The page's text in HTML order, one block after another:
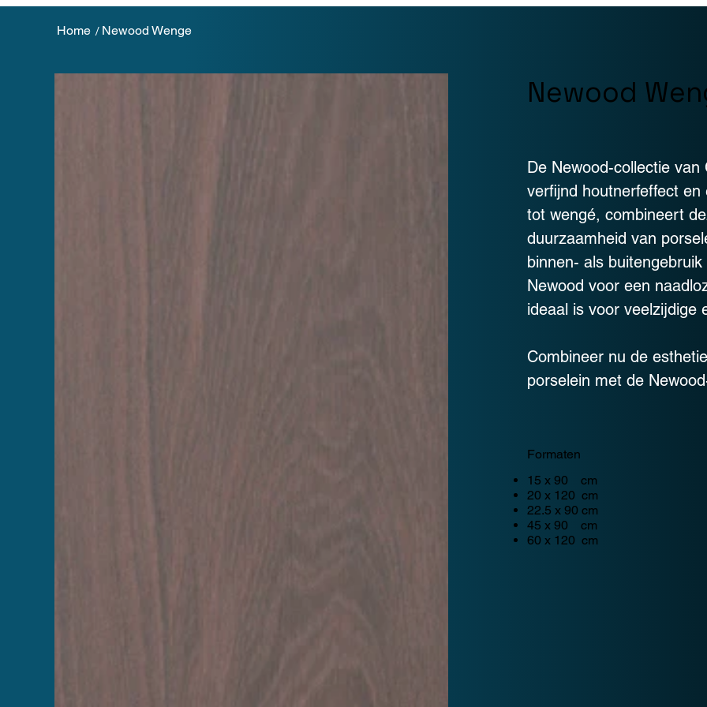
Home / Newood Wenge
Newood
De Newood-collectie
verfijnd houtnerfeffect
tot wengé, combineert
duurzaamheid van
binnen- als
Newood voor een
ideaal is voor veelzijdige
Combineer nu de
porselein met de
Formaten
15 x 90 cm
20 x 120 cm
22.5 x 90 cm
45 x 90 cm
60 x 120 cm